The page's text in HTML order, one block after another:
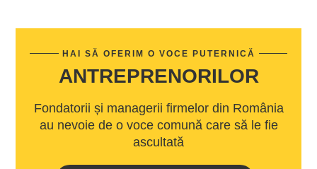
HAI SĂ OFERIM O VOCE PUTERNICĂ
ANTREPRENORILOR
Fondatorii și managerii firmelor din România
au nevoie de o voce comună care să le fie
ascultată